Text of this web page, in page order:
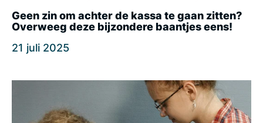
Geen zin om achter de kassa te gaan zitten?
Overweeg deze bijzondere baantjes eens!
21 juli 2025